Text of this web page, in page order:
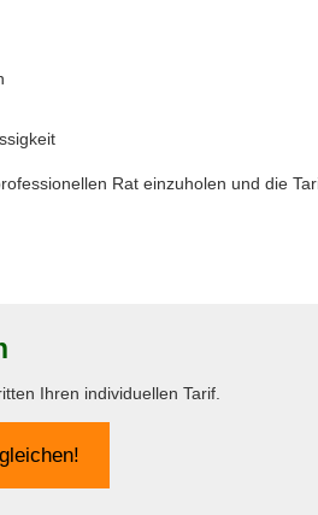
Rat einzuholen und die
Ihren individuellen Tarif.